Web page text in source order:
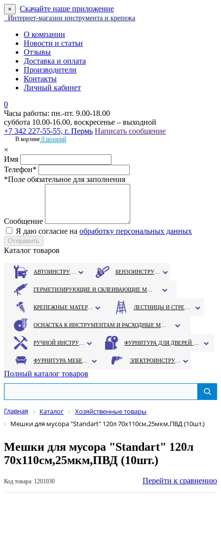
× Скачайте наше приложение
Интернет-магазин инструмента и крепежа
О компании
Новости и статьи
Отзывы
Доставка и оплата
Производители
Контакты
Личный кабинет
0
Часы работы: пн.-пт. 9.00-18.00
суббота 10.00-16.00, воскресенье – выходной
+7 342 227-55-55, г. Пермь Написать сообщение
В корзине 0 позиций
×
Имя
Телефон*
*Поле обязательное для заполнения
Сообщение
Я даю согласие на обработку персональных данных
Каталог товаров
Полный каталог товаров
Главная Каталог
Хозяйственные товары
Мешки для мусора "Standart" 120л 70х110см,25мкм,ПВД (10шт.)
Мешки для мусора "Standart" 120л
70х110см,25мкм,ПВД (10шт.)
Код товара: 1201030 Перейти к сравнению